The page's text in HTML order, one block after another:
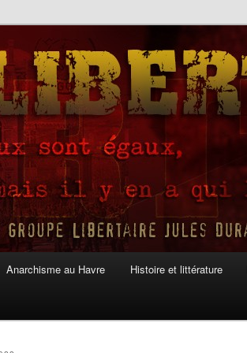
Anarchisme au Havre Histoire et littérature